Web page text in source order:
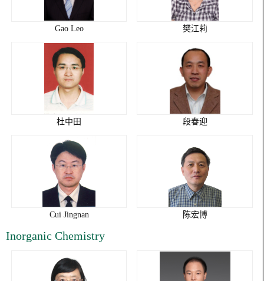
Gao Leo 樊江莉
杜中田 段春迎
Cui Jingnan 陈宏博
Inorganic Chemistry